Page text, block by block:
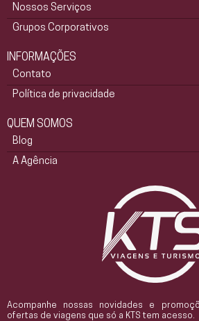
Acompanhe nossas novidades e
ofertas de viagens que só a KTS tem acesso.
Nossos Serviços
Grupos Corporativos
INFORMAÇÕES
Contato
Política de privacidade
QUEM SOMOS
Blog
A Agência